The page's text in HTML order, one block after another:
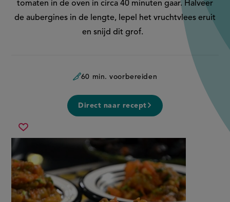
tomaten in de oven in circa 40 minuten gaar. Halveer
de aubergines in de lengte, lepel het vruchtvlees eruit
en snijd dit grof.
60 min. voorbereiden
Direct naar recept
Sla
op
za&#039;alouk
(gepofte